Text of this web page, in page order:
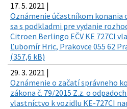
17. 5. 2021 |
Oznámenie účastníkom
sa s podkladmi pre vydanie
Citroen Berlingo EČV KE 727CI
Ľubomír Hric, Prakovce 055 62
(357,6 kB)
29. 3. 2021 |
Oznámenie o začatí správneho
zákona č. 79/2015 Z.z. o
vlastníctvo k vozidlu KE-727CI